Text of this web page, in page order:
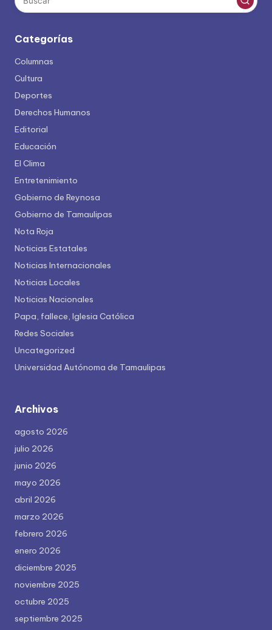
Categorías
Columnas
Cultura
Deportes
Derechos Humanos
Editorial
Educación
El Clima
Entretenimiento
Gobierno de Reynosa
Gobierno de Tamaulipas
Nota Roja
Noticias Estatales
Noticias Internacionales
Noticias Locales
Noticias Nacionales
Papa, fallece, Iglesia Católica
Redes Sociales
Uncategorized
Universidad Autónoma de Tamaulipas
Archivos
agosto 2026
julio 2026
junio 2026
mayo 2026
abril 2026
marzo 2026
febrero 2026
enero 2026
diciembre 2025
noviembre 2025
octubre 2025
septiembre 2025